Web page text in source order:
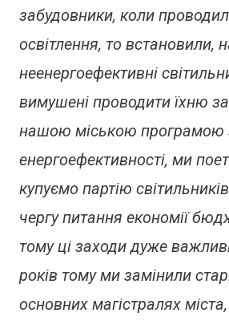
забудовники, коли
освітлення, то встановили,
неенергоефективні
вимушені проводити їхню
нашою міською програмою
енергоефективності, ми
купуємо партію
чергу питання економії
тому ці заходи дуже
років тому ми замінили
основних магістралях